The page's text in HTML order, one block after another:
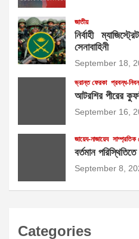
জাতীয়
নির্বাহী
সেনাবাহিনী
September 18,
ভ্রান্ত ফেরকা প্রবন্ধ-
আটরশির পীরের
September 16,
জায়েয-নাজায়েয সাম্প্রতিক
বর্তমান
September 8,
Categories